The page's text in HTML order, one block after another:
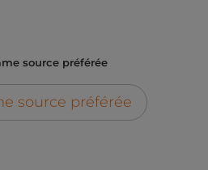
source préférée
source préférée